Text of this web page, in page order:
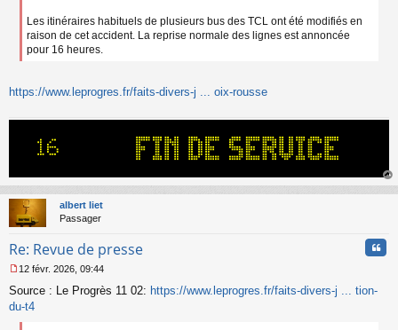
Les itinéraires habituels de plusieurs bus des TCL ont été modifiés en
raison de cet accident. La reprise normale des lignes est annoncée
pour 16 heures.
https://www.leprogres.fr/faits-divers-j ... oix-rousse
au
albert liet
Passager
Re: Revue de presse
e
s
12 févr. 2026, 09:44
Source : Le Progrès 11 02: https://www.leprogres.fr/faits-divers-j ... tion-
du-t4